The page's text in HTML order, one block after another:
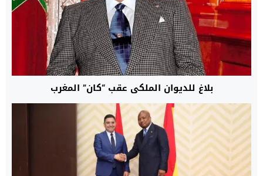
بلاغ للديوان الملكي عقب “كان” المغرب